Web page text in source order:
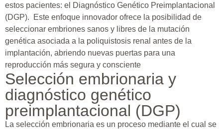
estos pacientes: el Diagnóstico Genético Preimplantacional
(DGP). Este enfoque innovador ofrece la posibilidad de
seleccionar embriones sanos y libres de la mutación
genética asociada a la poliquistosis renal antes de la
implantación, abriendo nuevas puertas para una
reproducción más segura y consciente
Selección embrionaria y
diagnóstico genético
preimplantacional (DGP)
La selección embrionaria es un proceso mediante el cual se